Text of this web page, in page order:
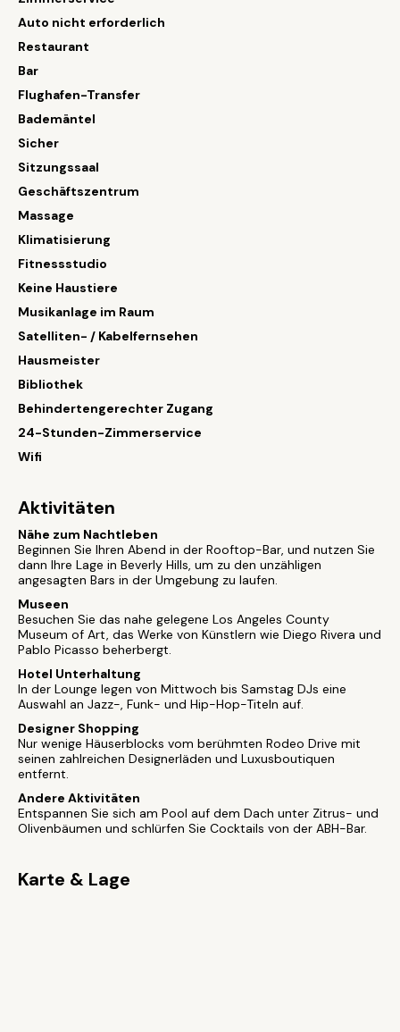
Auto nicht erforderlich
Restaurant
Bar
Flughafen-Transfer
Bademäntel
Sicher
Sitzungssaal
Geschäftszentrum
Massage
Klimatisierung
Fitnessstudio
Keine Haustiere
Musikanlage im Raum
Satelliten- / Kabelfernsehen
Hausmeister
Bibliothek
Behindertengerechter Zugang
24-Stunden-Zimmerservice
Wifi
Aktivitäten
Nähe zum Nachtleben
Beginnen Sie Ihren Abend in der Rooftop-Bar, und nutzen Sie
dann Ihre Lage in Beverly Hills, um zu den unzähligen
angesagten Bars in der Umgebung zu laufen.
Museen
Besuchen Sie das nahe gelegene Los Angeles County
Museum of Art, das Werke von Künstlern wie Diego Rivera und
Pablo Picasso beherbergt.
Hotel Unterhaltung
In der Lounge legen von Mittwoch bis Samstag DJs eine
Auswahl an Jazz-, Funk- und Hip-Hop-Titeln auf.
Designer Shopping
Nur wenige Häuserblocks vom berühmten Rodeo Drive mit
seinen zahlreichen Designerläden und Luxusboutiquen
entfernt.
Andere Aktivitäten
Entspannen Sie sich am Pool auf dem Dach unter Zitrus- und
Olivenbäumen und schlürfen Sie Cocktails von der ABH-Bar.
Karte & Lage